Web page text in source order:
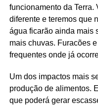
funcionamento da Terra.
diferente e teremos que
água ficarão ainda mais
mais chuvas. Furacões
frequentes onde já
Um dos impactos mais
produção de alimentos.
que poderá gerar